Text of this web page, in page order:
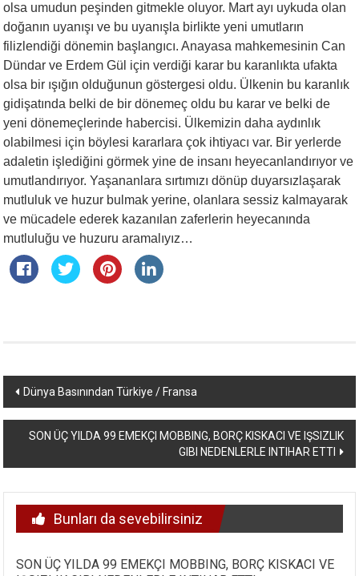
olsa umudun peşinden gitmekle oluyor. Mart ayı uykuda olan
doğanın uyanışı ve bu uyanışla birlikte yeni umutların
filizlendiği dönemin başlangıcı. Anayasa mahkemesinin Can
Dündar ve Erdem Gül için verdiği karar bu karanlıkta ufakta
olsa bir ışığın olduğunun göstergesi oldu. Ülkenin bu karanlık
gidişatında belki de bir dönemeç oldu bu karar ve belki de
yeni dönemeçlerinde habercisi. Ülkemizin daha aydınlık
olabilmesi için böylesi kararlara çok ihtiyacı var. Bir yerlerde
adaletin işlediğini görmek yine de insanı heyecanlandırıyor ve
umutlandırıyor. Yaşananlara sırtımızı dönüp duyarsızlaşarak
mutluluk ve huzur bulmak yerine, olanlara sessiz kalmayarak
ve mücadele ederek kazanılan zaferlerin heyecanında
mutluluğu ve huzuru aramalıyız…
Yazı
dolaşımı
Dünya Basınından Türkiye / Fransa
SON ÜÇ YILDA 99 EMEKÇI MOBBING, BORÇ KISKACI VE IŞSIZLIK
GIBI NEDENLERLE INTIHAR ETTI
Bunları da sevebilirsiniz
SON ÜÇ YILDA 99 EMEKÇI MOBBING, BORÇ KISKACI VE